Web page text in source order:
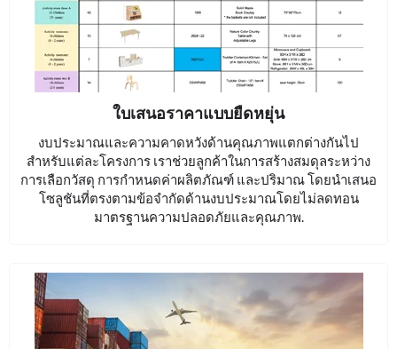
ใบเสนอราคาแบบยืดหยุ่น
งบประมาณและความคาดหวังด้านคุณภาพแตกต่างกันไป
สำหรับแต่ละโครงการ เราช่วยลูกค้าในการสร้างสมดุลระหว่าง
การเลือกวัสดุ การกำหนดค่าผลิตภัณฑ์ และปริมาณ โดยนำเสนอ
โซลูชันที่ตรงตามข้อจำกัดด้านงบประมาณโดยไม่ลดทอน
มาตรฐานความปลอดภัยและคุณภาพ.